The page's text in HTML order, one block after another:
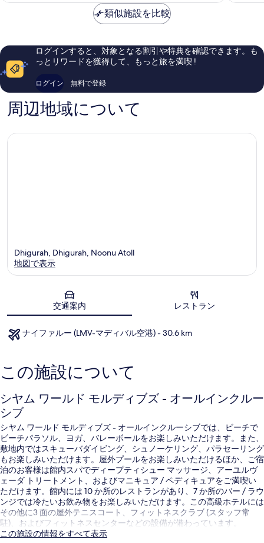
ウ
ズ
フ
ト
ラ
ス
素
い、
コ
ミ
件
の
コ
281
件
類似施設を比較
ログインすると、対象となる割引や特典を確認できます。も
っとリワードを獲得して、もっと旅を満喫 !
ログイン 無料で登録
周辺地域について
Dhigurah, Dhigurah, Noonu Atoll
地図で表示
交通案内 レストラン
ナイファルー (LMV-マディバル空港) - 30.6 km
この施設について
シヤム ワールド モルディブズ - オールインクルー
シブ
シヤム ワールド モルディブズ - オールインクルーシブでは、ビーチで
ビーチパラソル、ヨガ、バレーボールをお楽しみいただけます。また、
敷地内ではスキューバダイビング、シュノーケリング、パラセーリング
もお楽しみいただけます。屋外プールをお楽しみいただけるほか、ご宿
泊のお客様は館内スパでディープティシュー マッサージ、アーユルヴ
ェーダ トリートメント、およびマニキュア / ペディキュアをご満喫い
ただけます。館内には 10 か所のレストランがあり、7 か所のバー / ラウ
ンジでは冷たいお飲み物をお楽しみいただけます。この高級ホテルには
その他に3 面の屋外テニスコート、フィットネスクラブ (スタッフ常
駐)、およびフィットネスセンターなどの設備が備わっています。
この施設の情報をすべて表示